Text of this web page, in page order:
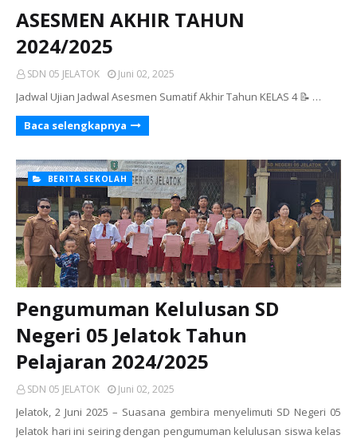
ASESMEN AKHIR TAHUN
2024/2025
SDN 05 JELATOK Juni 02, 2025
Jadwal Ujian Jadwal Asesmen Sumatif Akhir Tahun KELAS 4 📝 …
Baca selengkapnya
BERITA SEKOLAH
Pengumuman Kelulusan SD
Negeri 05 Jelatok Tahun
Pelajaran 2024/2025
SDN 05 JELATOK Juni 02, 2025
Jelatok, 2 Juni 2025 – Suasana gembira menyelimuti SD Negeri 05
Jelatok hari ini seiring dengan pengumuman kelulusan siswa kelas